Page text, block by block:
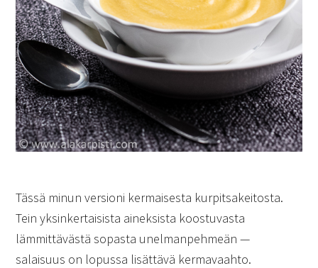
Tässä minun versioni kermaisesta kurpitsakeitosta.
Tein yksinkertaisista aineksista koostuvasta
lämmittävästä sopasta unelmanpehmeän —
salaisuus on lopussa lisättävä kermavaahto.